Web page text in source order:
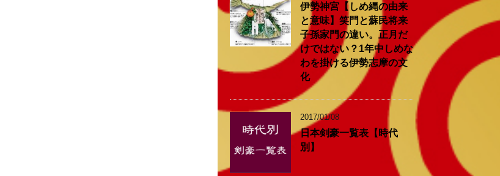
伊勢神宮【しめ縄の由来
と意味】笑門と蘇民将来
子孫家門の違い。正月だ
けではない？1年中しめな
わを掛ける伊勢志摩の文
化
2017/01/08
日本剣豪一覧表【時代
別】